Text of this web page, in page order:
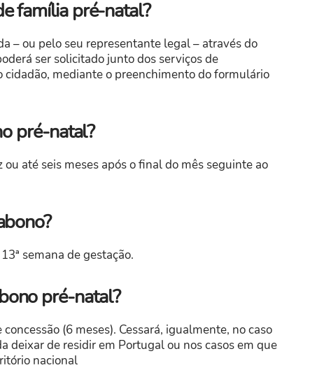
família pré-natal?
– ou pelo seu representante legal – através do
ser solicitado junto dos serviços de
mediante o preenchimento do formulário
pré-natal?
até seis meses após o final do mês seguinte ao
semana de gestação.
pré-natal?
(6 meses). Cessará, igualmente, no caso
deixar de residir em Portugal ou nos casos em que
nacional